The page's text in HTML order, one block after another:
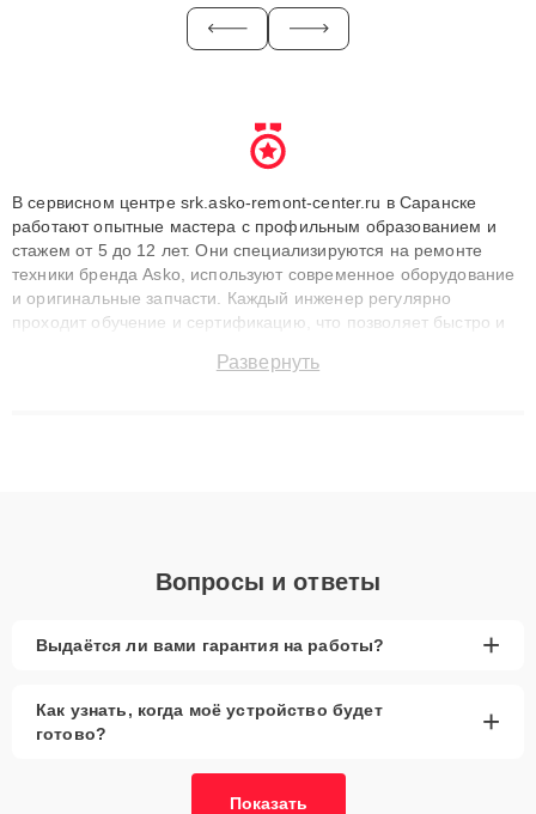
В сервисном центре srk.asko-remont-center.ru в Саранске
работают опытные мастера с профильным образованием и
стажем от 5 до 12 лет. Они специализируются на ремонте
техники бренда Asko, используют современное оборудование
и оригинальные запчасти. Каждый инженер регулярно
проходит обучение и сертификацию, что позволяет быстро и
сохранением гарантии до 3 лет. Наши мастера решают
Развернуть
Вопросы и ответы
Выдаётся ли вами гарантия на работы? +
Как узнать, когда моё устройство будет
готово?
+
Показать